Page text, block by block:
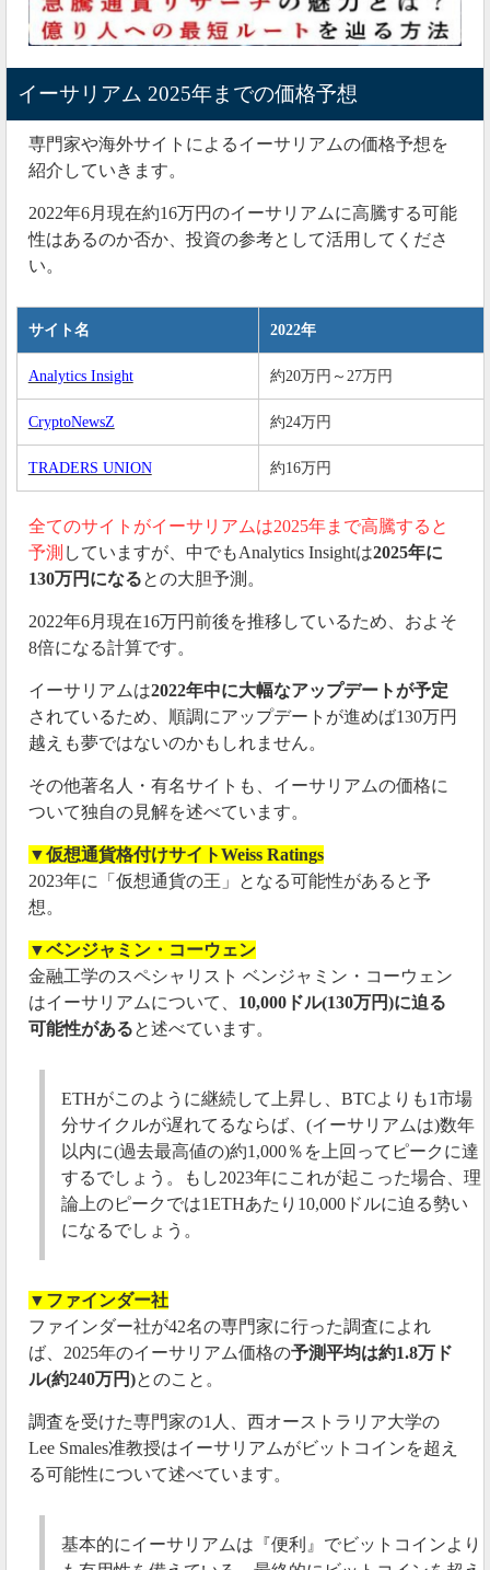
イーサリアム 2025年までの価格予想
専門家や海外サイトによるイーサリアムの価格予想を
紹介していきます。
2022年6月現在約16万円のイーサリアムに高騰する可能
性はあるのか否か、投資の参考として活用してくださ
い。
サイト名 2022年
Analytics Insight 約20万円～27万円
CryptoNewsZ 約24万円
TRADERS UNION 約16万円
全てのサイトがイーサリアムは2025年まで高騰すると
予測 していますが、中でもAnalytics Insightは2025年に
130万円になるとの大胆予測。
2022年6月現在16万円前後を推移しているため、およそ
8倍になる計算です。
イーサリアムは2022年中に大幅なアップデートが予定
されているため、順調にアップデートが進めば130万円
越えも夢ではないのかもしれません。
その他著名人・有名サイトも、イーサリアムの価格に
ついて独自の見解を述べています。
▼仮想通貨格付けサイトWeiss Ratings
2023年に「仮想通貨の王」となる可能性があると予
想。
▼ベンジャミン・コーウェン
金融工学のスペシャリスト ベンジャミン・コーウェン
はイーサリアムについて、 10,000ドル(130万円)に迫る
可能性があると述べています。
ETHがこのように継続して上昇し、BTCよりも1市場
分サイクルが遅れてるならば、(イーサリアムは)数年
以内に(過去最高値の)約1,000％を上回ってピークに達
するでしょう。もし2023年にこれが起こった場合、理
論上のピークでは1ETHあたり10,000ドルに迫る勢い
になるでしょう。
▼ファインダー社
ファインダー社が42名の専門家に行った調査によれ
ば、2025年のイーサリアム価格の予測平均は約1.8万ド
ル(約240万円)とのこと。
調査を受けた専門家の1人、西オーストラリア大学の
Lee Smales准教授はイーサリアムがビットコインを超え
る可能性について述べています。
基本的にイーサリアムは『便利』でビットコインより